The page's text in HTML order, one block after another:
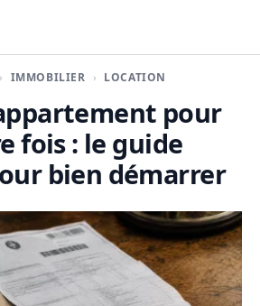
IMMOBILIER LOCATION
pour
fois : le guide
bien démarrer